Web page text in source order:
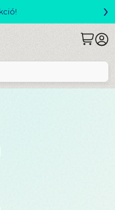
álmaimban ›